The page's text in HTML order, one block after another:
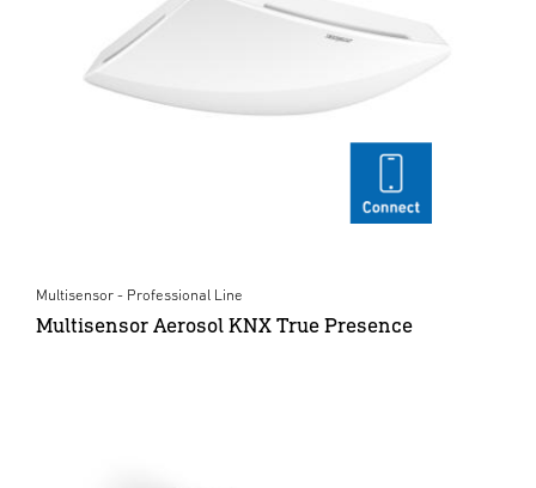
Multisensor - Professional Line
Multisensor Aerosol KNX True Presence